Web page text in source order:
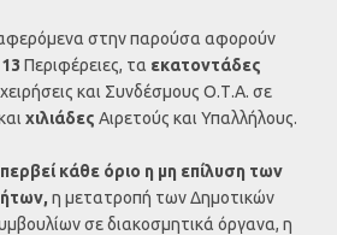
στην παρούσα αφορούν
13 Περιφέρειες, τα εκατοντάδες
και Συνδέσμους Ο.Τ.Α. σε
χιλιάδες Αιρετούς και Υπαλλήλους.
κάθε όριο η μη επίλυση των
η μετατροπή των Δημοτικών
σε διακοσμητικά όργανα, η